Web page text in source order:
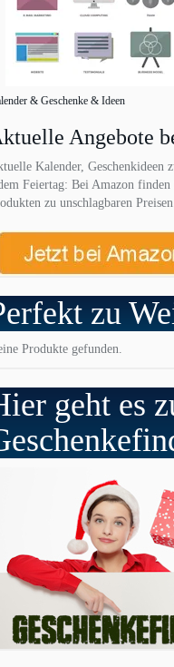
& Geschenke & Ideen
Angebote
Kalender, Geschenkideen
Feiertag: Bei Amazon
zu unschlagbaren
zu
Produkte gefunden.
geht es